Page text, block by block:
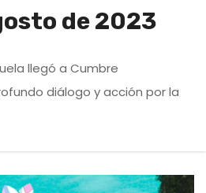
de 2023
llegó a Cumbre
diálogo y acción por la